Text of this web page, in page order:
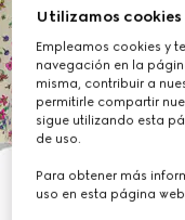
Utilizamos cookies
Empleamos cookies y
navegación en la
misma, contribuir a
permitirle compartir
sigue utilizando esta
de uso.
Para obtener más
uso en esta página